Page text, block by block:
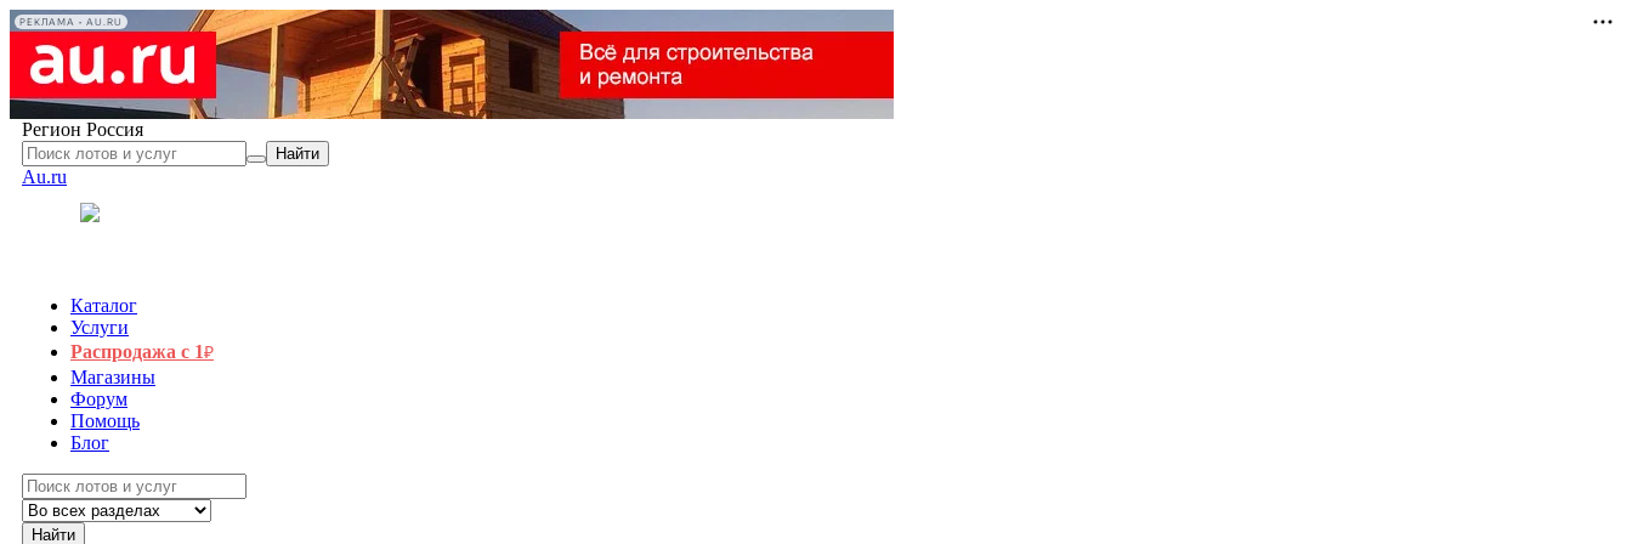
РЕКЛАМА • AU.RU
Регион Россия
Найти
Au.ru
Каталог
Услуги
Распродажа с 1₽
Магазины
Форум
Помощь
Блог
Найти